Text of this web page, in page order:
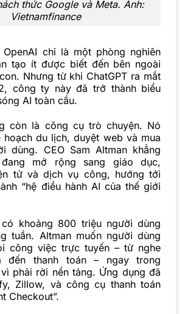
thức Google và Meta. Ảnh:
Vietnamfinance
chỉ là một phòng nghiên
tạo ít được biết đến bên ngoài
Nhưng từ khi ChatGPT ra mắt
công ty này đã trở thành biểu
AI toàn cầu.
còn là công cụ trò chuyện. Nó
du lịch, duyệt web và mua
dùng. CEO Sam Altman khẳng
đang mở rộng sang giáo dục,
tử và dịch vụ công, hướng tới
“hệ điều hành AI của thế giới
có khoảng 800 triệu người dùng
tuần. Altman muốn người dùng
công việc trực tuyến – từ nghe
đến thanh toán – ngay trong
vì phải rời nền tảng. Ứng dụng đã
Zillow, và công cụ thanh toán
Checkout”.